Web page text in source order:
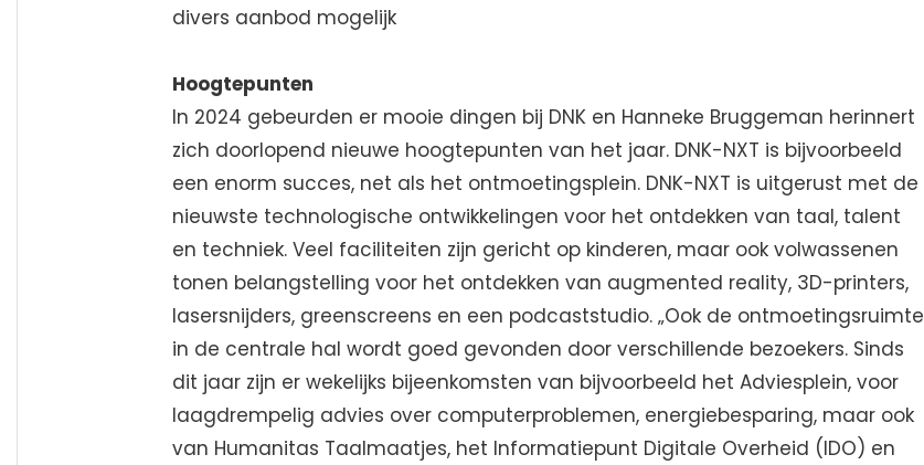
divers aanbod mogelijk
Hoogtepunten
In 2024 gebeurden er mooie dingen bij DNK en Hanneke Bruggeman herinnert
zich doorlopend nieuwe hoogtepunten van het jaar. DNK-NXT is bijvoorbeeld
een enorm succes, net als het ontmoetingsplein. DNK-NXT is uitgerust met de
nieuwste technologische ontwikkelingen voor het ontdekken van taal, talent
en techniek. Veel faciliteiten zijn gericht op kinderen, maar ook volwassenen
tonen belangstelling voor het ontdekken van augmented reality, 3D-printers,
lasersnijders, greenscreens en een podcaststudio. „Ook de ontmoetingsruimte
in de centrale hal wordt goed gevonden door verschillende bezoekers. Sinds
dit jaar zijn er wekelijks bijeenkomsten van bijvoorbeeld het Adviesplein, voor
laagdrempelig advies over computerproblemen, energiebesparing, maar ook
van Humanitas Taalmaatjes, het Informatiepunt Digitale Overheid (IDO) en